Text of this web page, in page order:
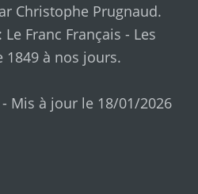
Christophe Prugnaud.
Le Franc Français - Les
1849 à nos jours.
Mis à jour le 18/01/2026